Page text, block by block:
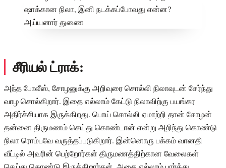
சீரியல் ட்ராக்:
அந்த போலீஸ், சோழனுக்கு அறிவுரை சொல்லி நிலாவுடன் சேர்ந்து
வாழ சொல்கிறார். இதை எல்லாம் கேட்டு நிலாவிற்கு பயங்கர
அதிர்ச்சியாக இருக்கிறது. பொய் சொல்லி ஏமாற்றி தான் சோழன்
தன்னை திருமணம் செய்து கொண்டான் என்று அறிந்து கொண்டு
நிலா ரொம்பவே வருத்தப்படுகிறார். இன்னொரு பக்கம் வானதி
வீட்டில் அவரின் பெற்றோர்கள் திருமணத்திற்கான வேலைகள்